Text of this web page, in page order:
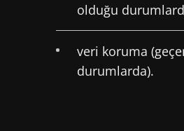
olduğu
veri koruma
durumlarda).